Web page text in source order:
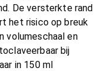
De versterkte rand
het risico op breuk
volumeschaal en
bij
in 150 ml